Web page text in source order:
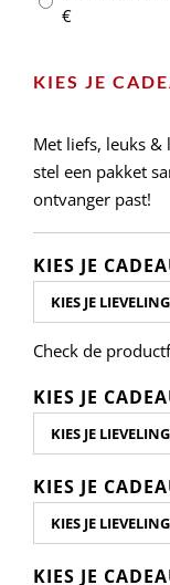
€
KIES JE
Met liefs, leuks &
stel een pakket
ontvanger past!
KIES JE
Check de
KIES JE
KIES JE
KIES JE